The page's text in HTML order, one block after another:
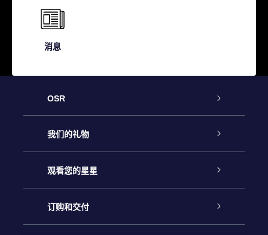
消息
OSR
客户服务
联系我们
博客
我们的礼物
Online Star礼物
OSR 礼物包
观看您的星星
Online Star Register
订购和交付